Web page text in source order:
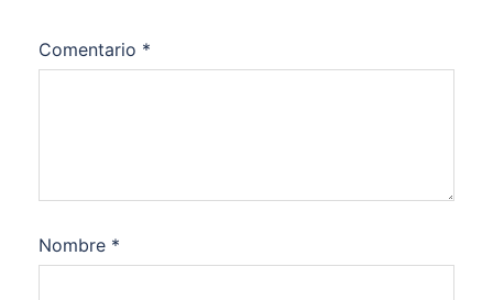
Comentario *
Nombre *